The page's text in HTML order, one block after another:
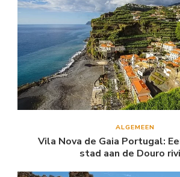
ALGEMEEN
Vila Nova de Gaia Portugal:
stad aan de Douro